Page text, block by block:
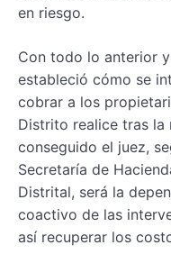
en riesgo.
Con todo lo anterior
estableció cómo se
cobrar a los
Distrito realice tras la
conseguido el juez,
Secretaría de
Distrital, será la
coactivo de las
así recuperar los